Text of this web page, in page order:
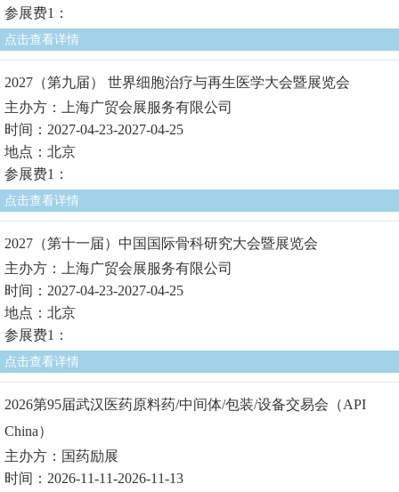
参展费1：
点击查看详情
2027（第九届） 世界细胞治疗与再生医学大会暨展览会
主办方：上海广贸会展服务有限公司
时间：2027-04-23-2027-04-25
地点：北京
参展费1：
点击查看详情
2027（第十一届）中国国际骨科研究大会暨展览会
主办方：上海广贸会展服务有限公司
时间：2027-04-23-2027-04-25
地点：北京
参展费1：
点击查看详情
2026第95届武汉医药原料药/中间体/包装/设备交易会（API
China）
主办方：国药励展
时间：2026-11-11-2026-11-13